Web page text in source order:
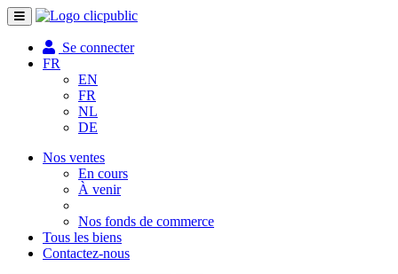
Toggle
navigation
Se connecter
FR
EN
FR
NL
DE
Nos ventes
En cours
À venir
Nos fonds de commerce
Tous les biens
Contactez-nous